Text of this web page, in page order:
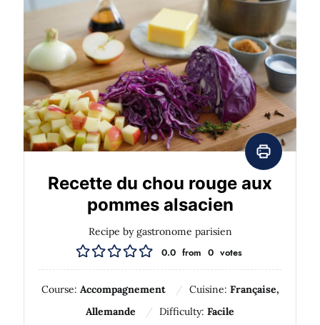
Recette du chou rouge aux
pommes alsacien
Recipe by gastronome parisien
0.0 from 0 votes
Course: Accompagnement Cuisine: Française,
Allemande
Difficulty: Facile